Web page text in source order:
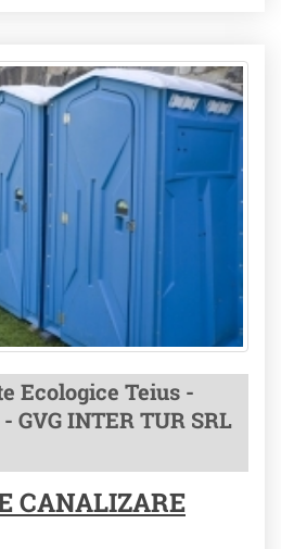
Ecologice Teius -
GVG INTER TUR SRL
CANALIZARE